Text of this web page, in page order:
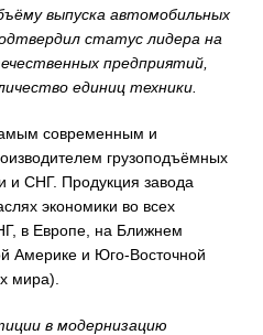
выпуска автомобильных
статус лидера на
предприятий,
единиц техники.
современным и
грузоподъёмных
и СНГ. Продукция завода
экономики во всех
в Европе, на Ближнем
Америке и Юго-Восточной
мира).
в модернизацию